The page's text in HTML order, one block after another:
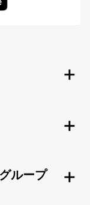
ループ